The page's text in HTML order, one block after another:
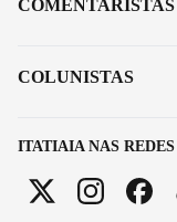
ITATIAIA NAS REDES
COMENTARISTAS
COLUNISTAS